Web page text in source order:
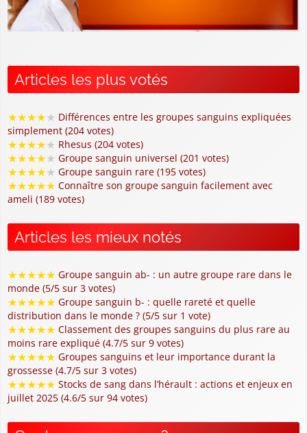
Articles les plus votés
★★★★★ Différences entre les groupes sanguins expliquées
simplement (204 votes)
★★★★★ Rhesus (204 votes)
★★★★★ Groupe sanguin universel (201 votes)
★★★★★ Groupe sanguin rare (195 votes)
★★★★★ Connaître son groupe sanguin facilement avec
ameli (189 votes)
Articles les mieux notés
★★★★★ Groupe sanguin ab- : un autre groupe rare dans le
monde (5/5 sur 3 votes)
★★★★★ Groupe sanguin b- : quelle rareté et quelle
distribution dans le monde ? (5/5 sur 1 vote)
★★★★★ Classement des groupes sanguins du plus rare au
moins rare expliqué (4.7/5 sur 9 votes)
★★★★★ Groupes sanguins et leur importance durant la
grossesse (4.7/5 sur 3 votes)
★★★★★ Stocks de sang dans l’hérault : actions et enjeux en
juillet 2025 (4.6/5 sur 94 votes)